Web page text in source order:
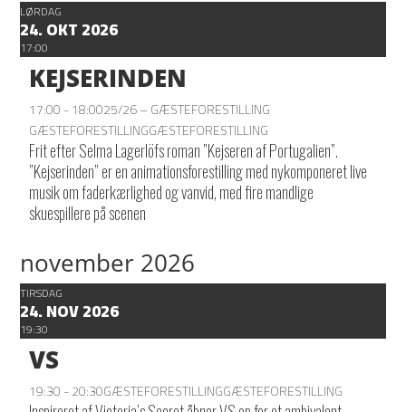
LØRDAG
24. OKT 2026
17:00
KEJSERINDEN
17:00 - 18:0025/26 – GÆSTEFORESTILLING
GÆSTEFORESTILLINGGÆSTEFORESTILLING
Frit efter Selma Lagerlöfs roman ”Kejseren af Portugalien”.
”Kejserinden” er en animationsforestilling med nykomponeret live
musik om faderkærlighed og vanvid, med fire mandlige
skuespillere på scenen
november 2026
TIRSDAG
24. NOV 2026
19:30
VS
19:30 - 20:30GÆSTEFORESTILLINGGÆSTEFORESTILLING